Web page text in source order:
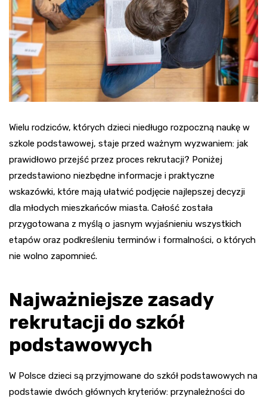
Wielu rodziców, których dzieci niedługo rozpoczną naukę w
szkole podstawowej, staje przed ważnym wyzwaniem: jak
prawidłowo przejść przez proces rekrutacji? Poniżej
przedstawiono niezbędne informacje i praktyczne
wskazówki, które mają ułatwić podjęcie najlepszej decyzji
dla młodych mieszkańców miasta. Całość została
przygotowana z myślą o jasnym wyjaśnieniu wszystkich
etapów oraz podkreśleniu terminów i formalności, o których
nie wolno zapomnieć.
Najważniejsze zasady
rekrutacji do szkół
podstawowych
W Polsce dzieci są przyjmowane do szkół podstawowych na
podstawie dwóch głównych kryteriów: przynależności do